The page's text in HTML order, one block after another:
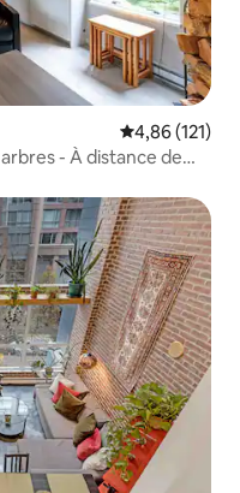
Note
4,86 (121)
- À distance de